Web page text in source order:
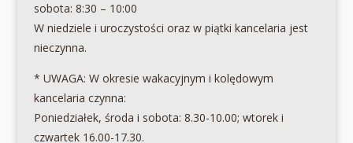
sobota: 8:30 – 10:00
W niedziele i uroczystości oraz w piątki kancelaria jest
nieczynna.
* UWAGA: W okresie wakacyjnym i kolędowym
kancelaria czynna:
Poniedziałek, środa i sobota: 8.30-10.00; wtorek i
czwartek 16.00-17.30.